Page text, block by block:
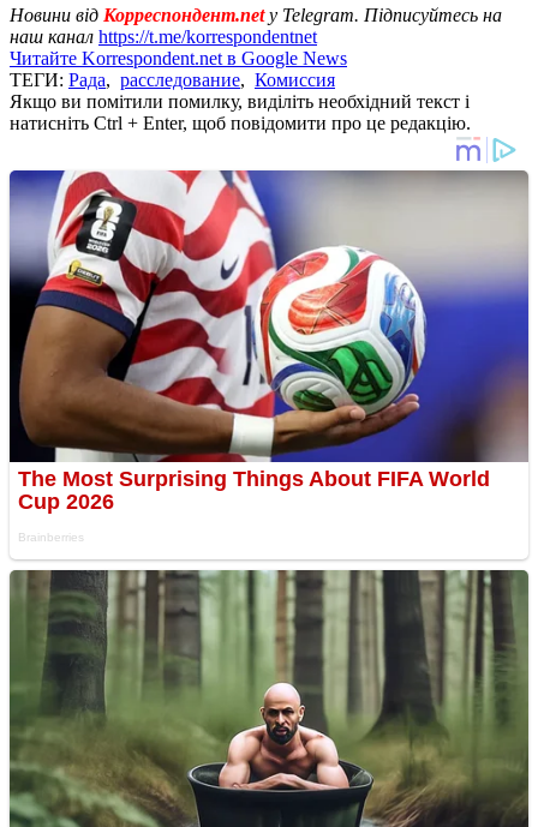
Новини від Корреспондент.net у Telegram. Підписуйтесь на
наш канал https://t.me/korrespondentnet
Читайте Korrespondent.net в Google News
ТЕГИ: Рада, расследование, Комиссия
Якщо ви помітили помилку, виділіть необхідний текст і
натисніть Ctrl + Enter, щоб повідомити про це редакцію.